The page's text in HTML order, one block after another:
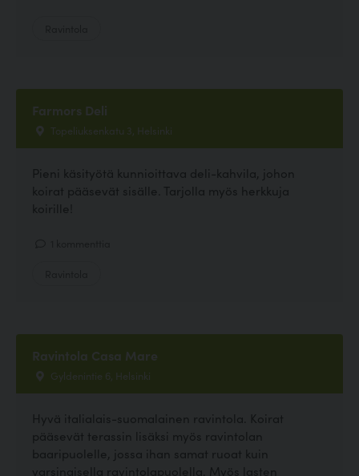
Farmors Deli
Topeliuksenkatu 3, Helsinki
Pieni käsityötä kunnioittava deli-kahvila, johon
koirat pääsevät sisälle. Tarjolla myös herkkuja
koirille!
Ravintola Casa Mare
Gyldenintie 6, Helsinki
Hyvä italialais-suomalainen ravintola. Koirat
pääsevät terassin lisäksi myös ravintolan
baaripuolelle, jossa ihan samat ruoat kuin
varsinaisella ravintolapuolella. Myös lasten